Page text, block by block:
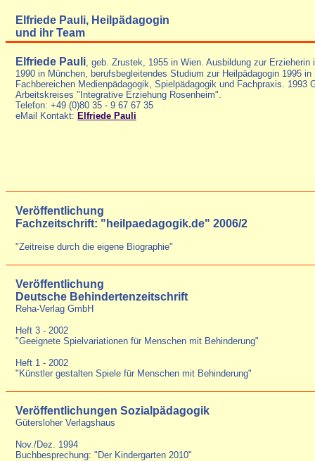
Elfriede Pauli, Heilpädagogin
und ihr Team
Elfriede Pauli, geb. Zrustek, 1955 in Wien. Ausbildung zur Erzieherin
1990 in München, berufsbegleitendes Studium zur Heilpädagogin 1995
Fachbereichen Medienpädagogik, Spielpädagogik und Fachpraxis. 1993
Arbeitskreises "Integrative Erziehung Rosenheim".
Telefon: +49 (0)80 35 - 9 67 67 35
eMail Kontakt: Elfriede Pauli
Veröffentlichung
Fachzeitschrift: "heilpaedagogik.de" 2006/2
"Zeitreise durch die eigene Biographie"
Veröffentlichung
Deutsche Behindertenzeitschrift
Reha-Verlag GmbH
Heft 3 - 2002
"Geeignete Spielvariationen für Menschen mit Behinderung"
Heft 1 - 2002
"Künstler gestalten Spiele für Menschen mit Behinderung"
Veröffentlichungen Sozialpädagogik
Gütersloher Verlagshaus
Nov./Dez. 1994
Buchbesprechung: "Der Kindergarten 2010"